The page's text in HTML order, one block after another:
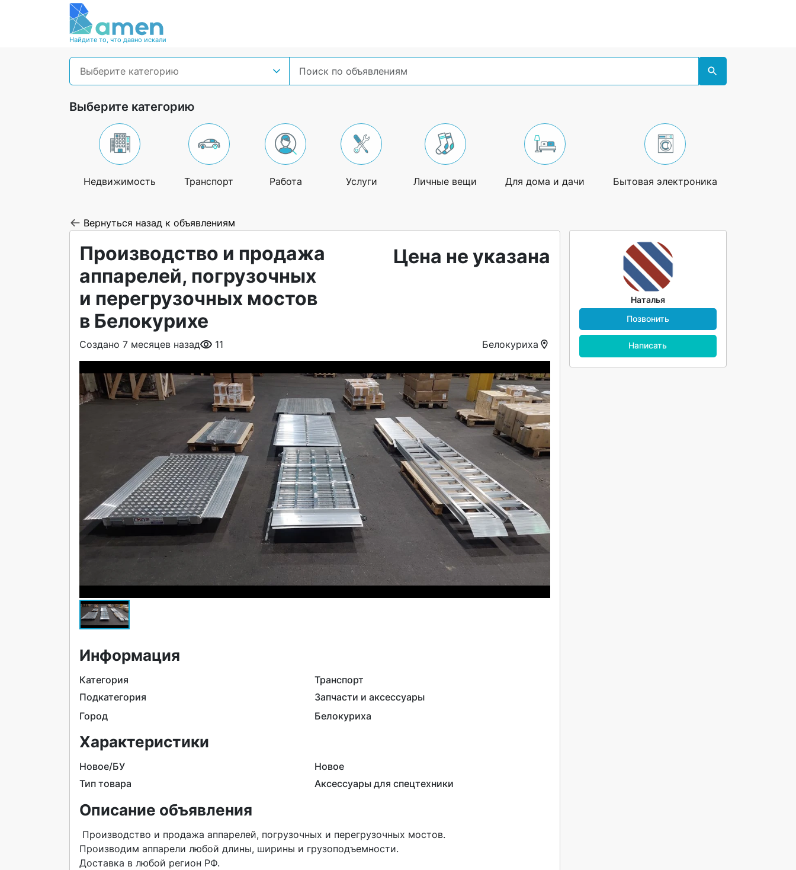
Найдите то, что давно искали
Выберите категорию
Выберите категорию
Недвижимость Транспорт Работа Услуги Личные вещи Для дома и дачи Бытовая электроника
Вернуться назад к объявлениям
Производство и продажа
аппарелей, погрузочных
и перегрузочных мостов
в Белокурихе
Цена не указана
Создано 7 месяцев назад 11 Белокуриха
Информация
Категория
Транспорт
Подкатегория
Запчасти и аксессуары
Город
Белокуриха
Характеристики
Новое/БУ
Новое
Тип товара
Аксессуары для спецтехники
Описание объявления
Производим аппарели любой длины, ширины и грузоподъемности.
Доставка в любой регион РФ.
Наталья
Позвонить
Написать